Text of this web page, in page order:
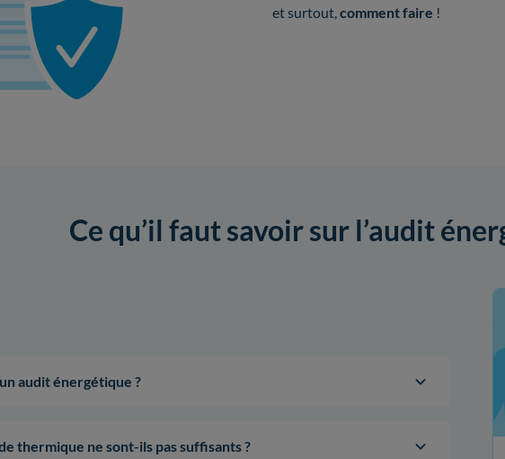
et surtout, comment faire !
Ce qu’il faut savoir sur l’audit
audit énergétique ?
thermique ne sont-ils pas suffisants ?